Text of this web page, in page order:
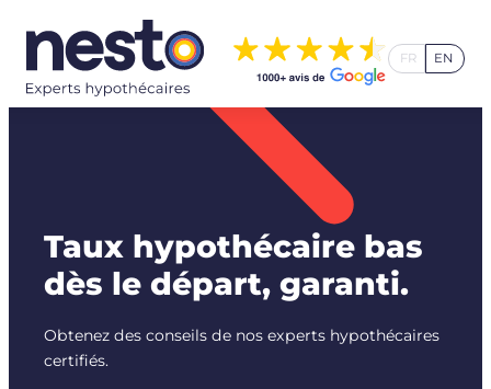
contenu
FR EN
Taux hypothécaire bas
dès le départ, garanti.
Obtenez des conseils de nos experts hypothécaires
certifiés.